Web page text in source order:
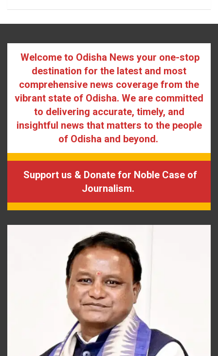
Welcome to Odisha News your one-stop
destination for the latest and most
comprehensive news coverage from the
vibrant state of Odisha. We are committed
to delivering accurate, timely, and
insightful news that matters to the people
of Odisha and beyond.
Support us & Donate for Noble Case of
Journalism.